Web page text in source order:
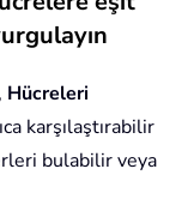
Hücreleri
karşılaştırabilir
bulabilir veya